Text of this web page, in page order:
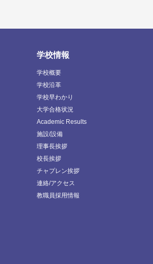
学校情報
学校概要
学校沿革
学校早わかり
大学合格状況
Academic Results
施設/設備
理事長挨拶
校長挨拶
チャプレン挨拶
連絡/アクセス
教職員採用情報